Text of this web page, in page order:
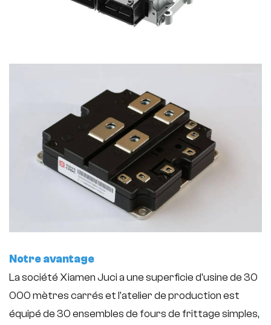
Notre avantage
La société Xiamen Juci a une superficie d'usine de 30
000 mètres carrés et l'atelier de production est
équipé de 30 ensembles de fours de frittage simples,